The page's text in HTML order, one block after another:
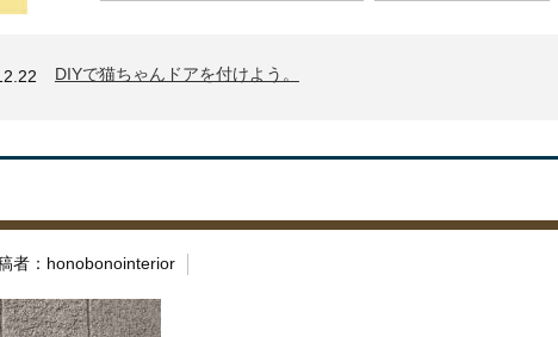
DIYで猫ちゃんドアを付けよう。
者：honobonointerior